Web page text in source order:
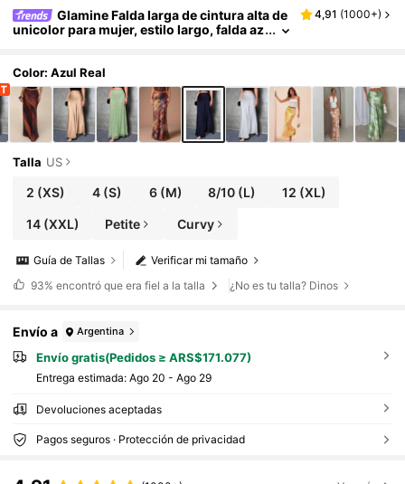
Glamine Falda larga de cintura alta de
unicolor para mujer, estilo largo, falda az
e resort para mujer
4,91 (1000+)
Color: Azul Real
Talla US
2 (XS) 4(S) 6(M) 8/10 (L) 12 (XL)
14(XXL) Petite Curvy
Verificar mi tamaño
Guía de Tallas
93% encontró que era fiel a la talla ¿No es tu talla? Dinos
Envío a Argentina
Envío gratis(Pedidos ≥ ARS$171.077)
Entrega estimada: Ago 20 - Ago 29
Devoluciones aceptadas
Pagos seguros · Protección de privacidad